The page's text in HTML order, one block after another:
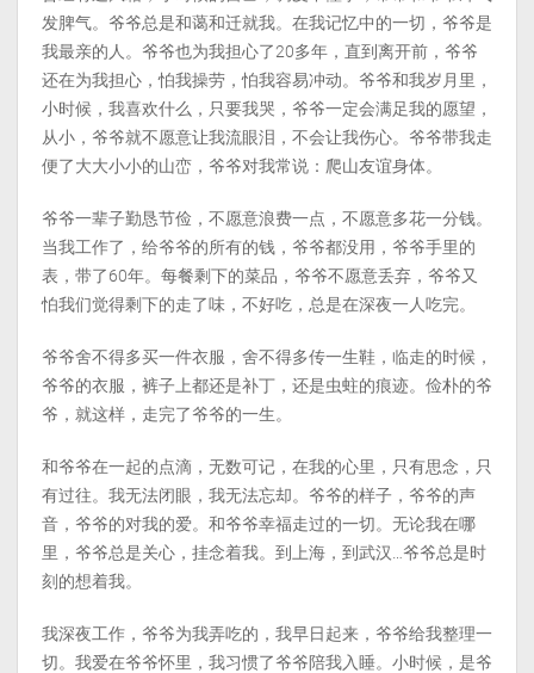
发脾气。爷爷总是和蔼和迁就我。在我记忆中的一切，爷爷是
我最亲的人。爷爷也为我担心了20多年，直到离开前，爷爷
还在为我担心，怕我操劳，怕我容易冲动。爷爷和我岁月里，
小时候，我喜欢什么，只要我哭，爷爷一定会满足我的愿望，
从小，爷爷就不愿意让我流眼泪，不会让我伤心。爷爷带我走
便了大大小小的山峦，爷爷对我常说：爬山友谊身体。
爷爷一辈子勤恳节俭，不愿意浪费一点，不愿意多花一分钱。
当我工作了，给爷爷的所有的钱，爷爷都没用，爷爷手里的
表，带了60年。每餐剩下的菜品，爷爷不愿意丢弃，爷爷又
怕我们觉得剩下的走了味，不好吃，总是在深夜一人吃完。
爷爷舍不得多买一件衣服，舍不得多传一生鞋，临走的时候，
爷爷的衣服，裤子上都还是补丁，还是虫蛀的痕迹。俭朴的爷
爷，就这样，走完了爷爷的一生。
和爷爷在一起的点滴，无数可记，在我的心里，只有思念，只
有过往。我无法闭眼，我无法忘却。爷爷的样子，爷爷的声
音，爷爷的对我的爱。和爷爷幸福走过的一切。无论我在哪
里，爷爷总是关心，挂念着我。到上海，到武汉…爷爷总是时
刻的想着我。
我深夜工作，爷爷为我弄吃的，我早日起来，爷爷给我整理一
切。我爱在爷爷怀里，我习惯了爷爷陪我入睡。小时候，是爷